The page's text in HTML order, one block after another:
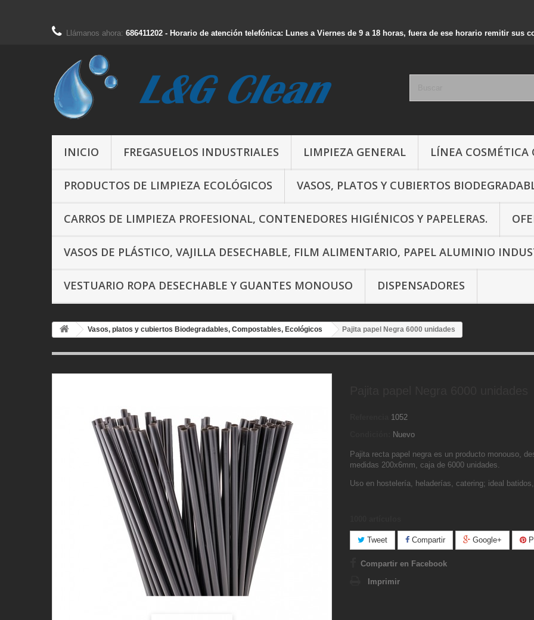
Llámanos ahora: 686411202 - Horario de atención telefónica: Lunes a Viernes de 9 a 18 horas, fuera de ese horario remitir sus
INICIO FREGASUELOS INDUSTRIALES LIMPIEZA GENERAL LÍNEA COSMÉTICA
PRODUCTOS DE LIMPIEZA ECOLÓGICOS VASOS, PLATOS Y CUBIERTOS
CARROS DE LIMPIEZA PROFESIONAL, CONTENEDORES HIGIÉNICOS Y PAPELERAS.
VASOS DE PLÁSTICO, VAJILLA DESECHABLE, FILM ALIMENTARIO, PAPEL ALUMINIO
VESTUARIO ROPA DESECHABLE Y GUANTES MONOUSO DISPENSADORES
Vasos, platos y cubiertos Biodegradables, Compostables, Ecológicos Pajita papel Negra 6000 unidades
1052
Nuevo
Pajita recta papel negra es un producto monouso,
medidas 200x6mm, caja de 6000 unidades.
Uso en hostelería, heladerías, catering; ideal
Tweet Compartir Google+
Compartir en Facebook
Imprimir